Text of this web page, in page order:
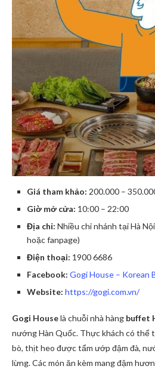
Giá tham khảo: 200.000 –
Giờ mở cửa: 10:00 – 22:00
Địa chỉ: Nhiều chi nhánh tại Hà
hoặc fanpage)
Điện thoại: 1900 6686
Facebook: Gogi House – Korean
Website: https://gogi.com.vn/
Gogi Houselà chuỗi nhà hàng buffet
nướng Hàn Quốc. Thực khách có
bò, thịt heo được tẩm ướp đậm đà,
lừng. Các món ăn kèm mang đậm